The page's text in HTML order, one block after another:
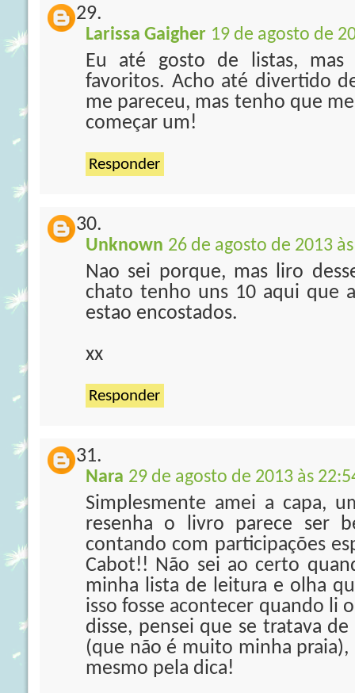
Larissa Gaigher 19 de agosto de
Eu até gosto de listas,
favoritos. Acho até divertido
me pareceu, mas tenho que
começar um!
Responder
Unknown 26 de agosto de 2013
Nao sei porque, mas liro
chato tenho uns 10 aqui que
estao encostados.
xx
Responder
Nara 29 de agosto de 2013 às
Simplesmente amei a capa,
resenha o livro parece ser
contando com participações
Cabot!! Não sei ao certo
minha lista de leitura e olha
isso fosse acontecer quando li
disse, pensei que se tratava
(que não é muito minha praia),
mesmo pela dica!